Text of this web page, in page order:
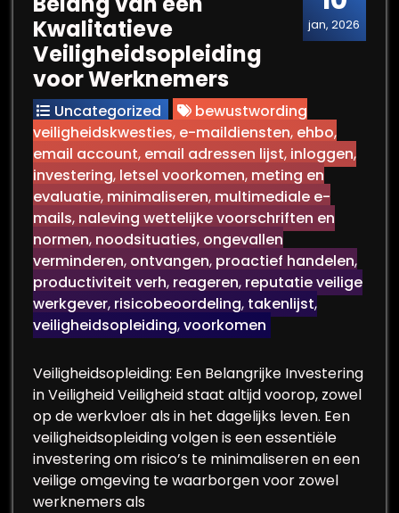
jan, 2026
Kwalitatieve
Veiligheidsopleiding
voor Werknemers
Uncategorized
bewustwording
veiligheidskwesties, e-maildiensten, ehbo,
email account, email adressen lijst, inloggen,
investering, letsel voorkomen, meting en
evaluatie, minimaliseren, multimediale e-
mails, naleving wettelijke voorschriften en
normen, noodsituaties, ongevallen
verminderen, ontvangen, proactief handelen,
productiviteit verh, reageren, reputatie veilige
werkgever, risicobeoordeling, takenlijst,
veiligheidsopleiding,voorkomen
Veiligheidsopleiding: Een Belangrijke Investering
in Veiligheid Veiligheid staat altijd voorop, zowel
op de werkvloer als in het dagelijks leven. Een
veiligheidsopleiding volgen is een essentiële
investering om risico’s te minimaliseren en een
veilige omgeving te waarborgen voor zowel
werknemers als